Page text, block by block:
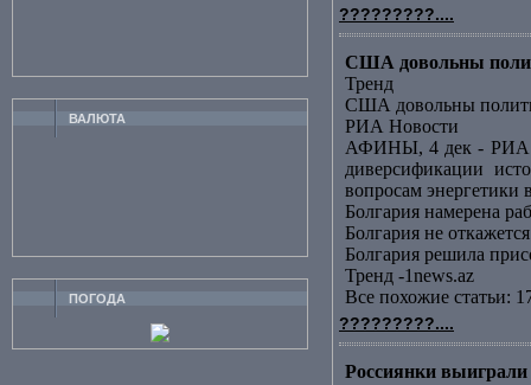
ВАЛЮТА
ПОГОДА
?????????....
США довольны
Тренд
США довольны
РИА Новости
АФИНЫ, 4 дек - РИА
диверсификации
вопросам энергетики
Болгария намерена
Болгария не
Болгария решила
Тренд -1news.az
Все похожие статьи:
?????????....
Россиянки